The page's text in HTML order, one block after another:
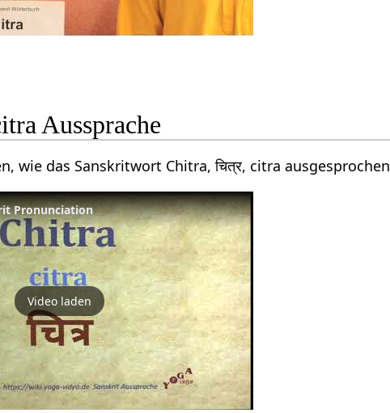
Aussprache
wie das Sanskritwort Chitra, चित्र, citra
Pronunciation
Video laden